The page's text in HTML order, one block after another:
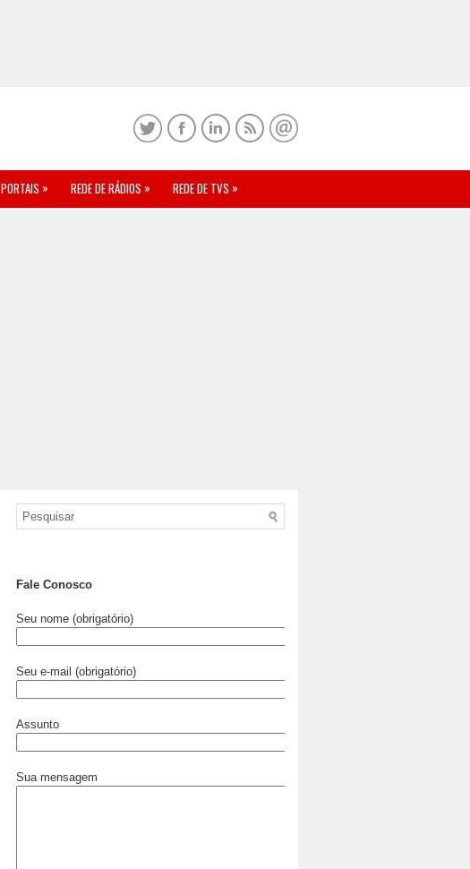
PORTAIS » REDE DE RÁDIOS » REDE DE TVS »
Fale Conosco
Seu nome (obrigatório)
Seu e-mail (obrigatório)
Assunto
Sua mensagem